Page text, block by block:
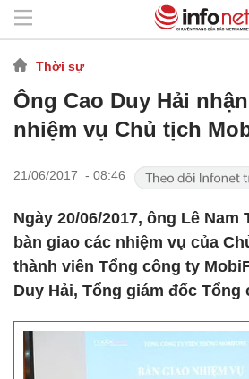
Thời sự
Ông Cao Duy Hải
nhiệm vụ Chủ tịch
21/06/2017 - 08:46
Ngày 20/06/2017, ông Lê Nam
bàn giao các nhiệm vụ của
thành viên Tổng công ty
Duy Hải, Tổng giám đốc Tổng